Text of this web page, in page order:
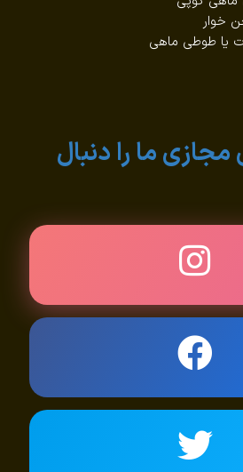
خوار
یا طوطی ماهی
ما را دنبال